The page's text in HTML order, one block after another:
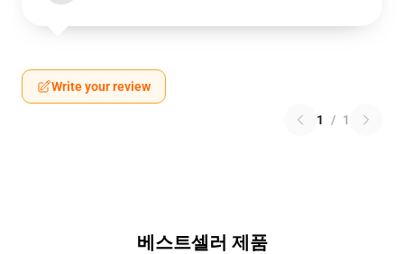
Write your review
1 / 1
베스트셀러 제품